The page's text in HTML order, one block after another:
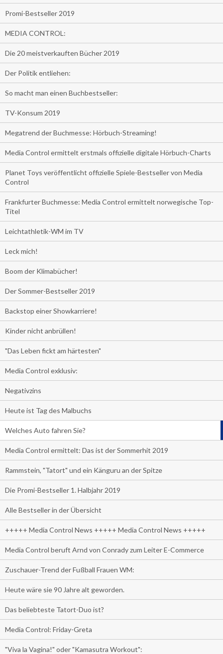
Promi-Bestseller 2019
MEDIA CONTROL:
Die 20 meistverkauften Bücher 2019
Der Politik entliehen:
So macht man einen Buchbestseller:
TV-Konsum 2019
Megatrend der Buchmesse: Hörbuch-Streaming!
Media Control ermittelt erstmals offizielle digitale Hörbuch-Charts
Planet Toys veröffentlicht offizielle Spiele-Bestseller von Media
Control
Frankfurter Buchmesse: Media Control ermittelt norwegische Top-
Titel
Leichtathletik-WM im TV
Leck mich!
Boom der Klimabücher!
Der Sommer-Bestseller 2019
Backstop einer Showkarriere!
Kinder nicht anbrüllen!
"Das Leben fickt am härtesten"
Media Control exklusiv:
Negativzins
Heute ist Tag des Malbuchs
Welches Auto fahren Sie?
Media Control ermittelt: Das ist der Sommerhit 2019
Rammstein, "Tatort" und ein Känguru an der Spitze
Die Promi-Bestseller 1. Halbjahr 2019
Alle Bestseller in der Übersicht
+++++ Media Control News +++++ Media Control News +++++
Media Control beruft Arnd von Conrady zum Leiter E-Commerce
Zuschauer-Trend der Fußball Frauen WM:
Heute wäre sie 90 Jahre alt geworden.
Das beliebteste Tatort-Duo ist?
Media Control: Friday-Greta
"Viva la Vagina!" oder "Kamasutra Workout":